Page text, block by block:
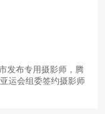
发布专用摄影师，腾
运会组委签约摄影师